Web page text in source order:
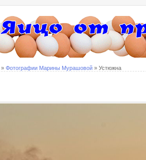
» Фотографии Марины Мурашовой » Устюжна